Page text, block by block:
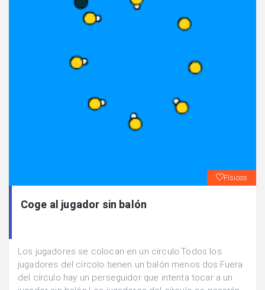
Físicos
Coge al jugador sin balón
Los jugadores se colocan en un círculo.Todos los
jugadores del círcolo tienen un balón menos dos.Fuera
del círculo hay un perseguidor que intenta tocar a un